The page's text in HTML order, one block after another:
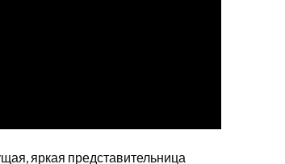
яркая представительница